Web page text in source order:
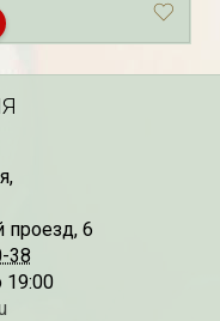
,
проезд, 6
38
19:00